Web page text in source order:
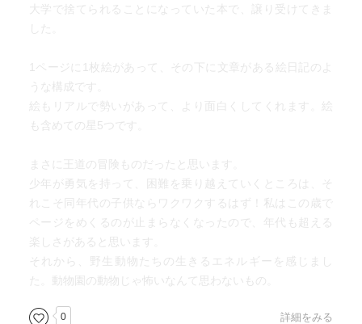
大学で捨てられることになっていた本で、譲り受けてきま
した。
1ページに1枚絵があって、その下に文章がある絵日記のよ
うな構成です。
絵もリアルで勢いがあって、より面白くしてくれます。絵
も含めての星5つです。
まさに王道の冒険ものだったと思います。
少年が勇気を持って、困難を乗り越えていくところは、そ
れこそ同年代の子供ならワクワクするはず！私はこの歳で
ページをめくるのが止まらなくなったので、年代も超える
楽しさがあると思います。
それから、野生動物たちの生きるエネルギーを感じまし
た。動物園の動物じゃ怖いなんて思わないもの。
0 詳細をみる